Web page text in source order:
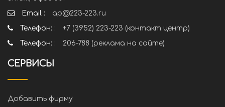
Email :
ap@223-223.ru
Телефон: :
+7 (3952) 223-223 (контакт центр)
Телефон: :
206-788 (реклама на сайте)
СЕРВИСЫ
Добавить фирму